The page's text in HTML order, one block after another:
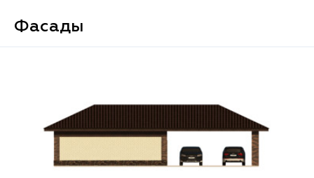
Фасады